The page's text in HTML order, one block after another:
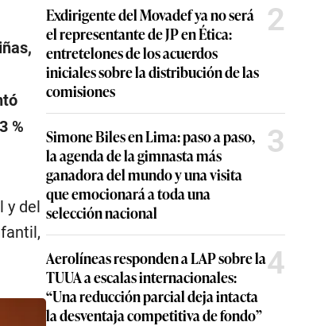
%
y del
Exdirigente del Movadef ya no será
el representante de JP en Ética:
entretelones de los acuerdos
iniciales sobre la distribución de las
comisiones
2
Simone Biles en Lima: paso a paso,
la agenda de la gimnasta más
ganadora del mundo y una visita
que emocionará a toda una
selección nacional
3
Aerolíneas responden a LAP sobre la
TUUA a escalas internacionales:
“Una reducción parcial deja intacta
la desventaja competitiva de fondo”
4